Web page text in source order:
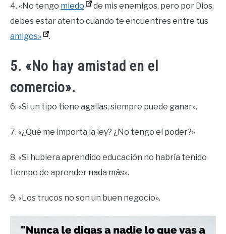
4. «No tengo miedo
de mis enemigos, pero por Dios,
debes estar atento cuando te encuentres entre tus
amigos»
.
5. «No hay amistad en el
comercio».
6. «Si un tipo tiene agallas, siempre puede ganar».
7. «¿Qué me importa la ley? ¿No tengo el poder?»
8. «Si hubiera aprendido educación no habría tenido
tiempo de aprender nada más».
9. «Los trucos no son un buen negocio».